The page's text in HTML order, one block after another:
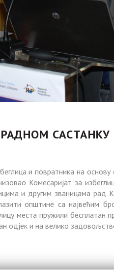
САСТАНКУ
и повратника на основу
Комесаријат за
и другим званицама рад
општине са највећим
места пружили бесплатан
одјек и на велико